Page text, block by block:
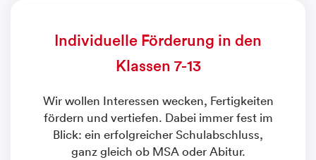
Individuelle Förderung in den
Klassen 7-13
Wir wollen Interessen wecken, Fertigkeiten
fördern und vertiefen. Dabei immer fest im
Blick: ein erfolgreicher Schulabschluss,
ganz gleich ob MSA oder Abitur.